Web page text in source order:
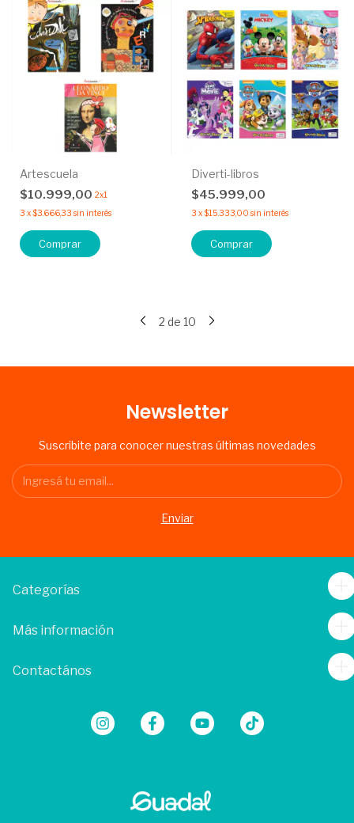
Artescuela
$10.999,00 2x1
3 x$3.666,33 sin interés
Comprar
Diverti-libros
$45.999,00
3 x$15.333,00 sin interés
Comprar
2 de 10
Newsletter
Suscribite para conocer nuestras últimas novedades
Categorías
Más información
Contactános